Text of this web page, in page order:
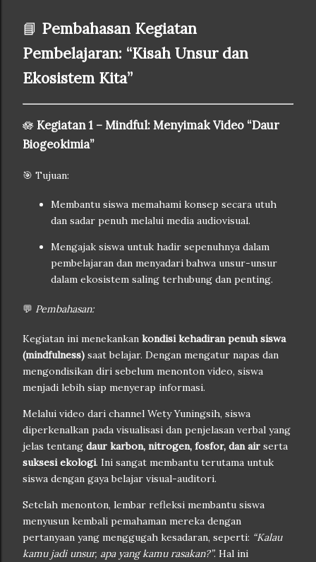
📘 Pembahasan Kegiatan
Pembelajaran: “Kisah Unsur dan
Ekosistem Kita”
🪷 Kegiatan 1 – Mindful: Menyimak Video “Daur
Biogeokimia”
🎯 Tujuan:
Membantu siswa memahami konsep secara utuh
dan sadar penuh melalui media audiovisual.
Mengajak siswa untuk hadir sepenuhnya dalam
pembelajaran dan menyadari bahwa unsur-unsur
dalam ekosistem saling terhubung dan penting.
💬 Pembahasan:
Kegiatan ini menekankan kondisi kehadiran penuh siswa
(mindfulness) saat belajar. Dengan mengatur napas dan
mengondisikan diri sebelum menonton video, siswa
menjadi lebih siap menyerap informasi.
Melalui video dari channel Wety Yuningsih, siswa
diperkenalkan pada visualisasi dan penjelasan verbal yang
jelas tentang daur karbon, nitrogen, fosfor, dan air serta
suksesi ekologi. Ini sangat membantu terutama untuk
siswa dengan gaya belajar visual-auditori.
Setelah menonton, lembar refleksi membantu siswa
menyusun kembali pemahaman mereka dengan
pertanyaan yang menggugah kesadaran, seperti: “Kalau
kamu jadi unsur, apa yang kamu rasakan?”. Hal ini